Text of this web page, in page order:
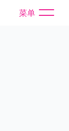
菜单